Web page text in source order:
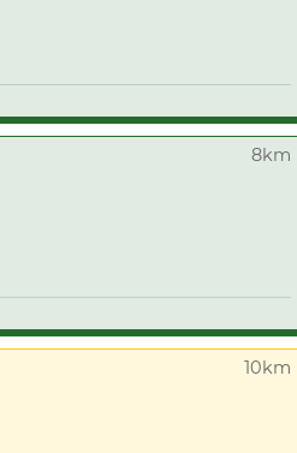
8km
10km